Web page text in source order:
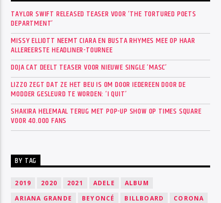
TAYLOR SWIFT RELEASED TEASER VOOR ‘THE TORTURED POETS
DEPARTMENT’
MISSY ELLIOTT NEEMT CIARA EN BUSTA RHYMES MEE OP HAAR
ALLEREERSTE HEADLINER-TOURNEE
DOJA CAT DEELT TEASER VOOR NIEUWE SINGLE ‘MASC’
LIZZO ZEGT DAT ZE HET BEU IS OM DOOR IEDEREEN DOOR DE
MODDER GESLEURD TE WORDEN: ‘I QUIT’
SHAKIRA HELEMAAL TERUG MET POP-UP SHOW OP TIMES SQUARE
VOOR 40.000 FANS
BY TAG
2019 2020 2021 ADELE
ALBUM
ARIANA GRANDE
BEYONCÉ BILLBOARD
CORONA